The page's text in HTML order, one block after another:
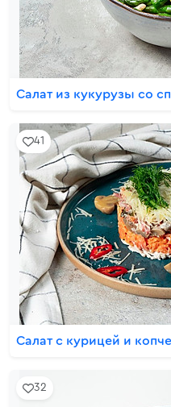
Салат из кукурузы со
41
Салат с курицей и
32